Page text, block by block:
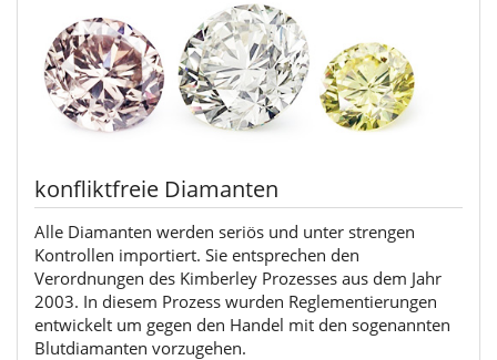
konfliktfreie Diamanten
Alle Diamanten werden seriös und unter strengen
Kontrollen importiert. Sie entsprechen den
Verordnungen des Kimberley Prozesses aus dem Jahr
2003. In diesem Prozess wurden Reglementierungen
entwickelt um gegen den Handel mit den sogenannten
Blutdiamanten vorzugehen.